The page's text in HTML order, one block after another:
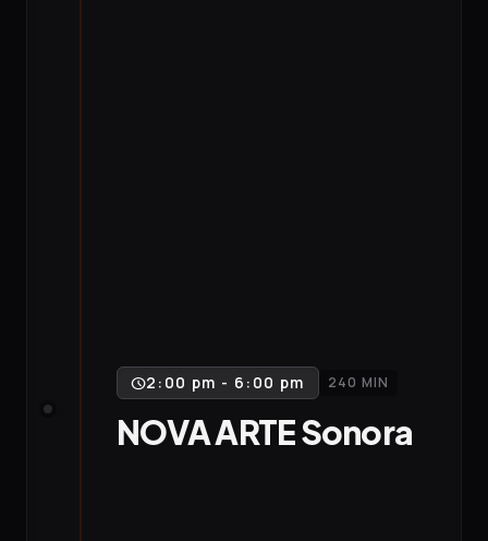
schedule2:00 pm - 6:00 pm 240 MIN
NOVA ARTE Sonora